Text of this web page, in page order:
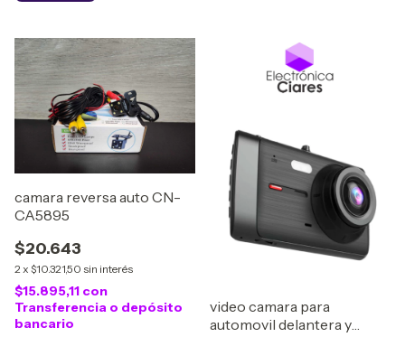
camara reversa auto CN-
CA5895
$20.643
2 x $10.321,50 sin interés
$15.895,11 con
Transferencia o depósito
bancario
video camara para
automovil delantera y